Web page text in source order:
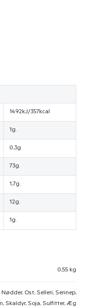
1492kJ/357kcal
1g.
0,3g.
73g.
1,7g.
12g.
1g.
0,55 kg
Ost, Selleri, Sennep,
Skaldyr, Soja, Sulfitter, Æg